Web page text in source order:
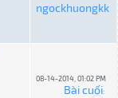
ngockhuongkk
08-14-2014, 01:02 PM
Bài cuối: